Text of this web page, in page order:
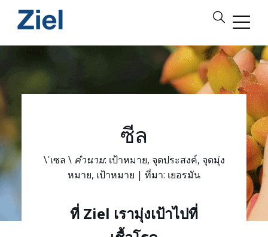
ซีล
\ˈเซล \ คำนาม: เป้าหมาย, จุดประสงค์, จุดมุ่ง
หมาย, เป้าหมาย | ที่มา: เยอรมัน
ที่ Ziel เรามุ่งเป้าไปที่